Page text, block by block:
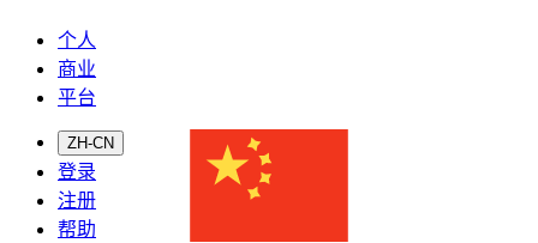
个人
商业
平台
ZH-CN
登录
注册
帮助